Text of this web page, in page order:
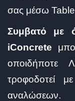
σας μέσω
Συμβατό με
iConcrete
οποιδήποτε
τροφοδοτεί
αναλώσεων.